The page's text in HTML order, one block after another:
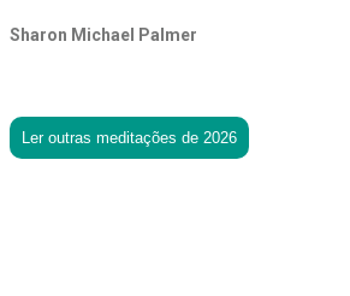
Sharon Michael Palmer
Ler outras meditações de 2026